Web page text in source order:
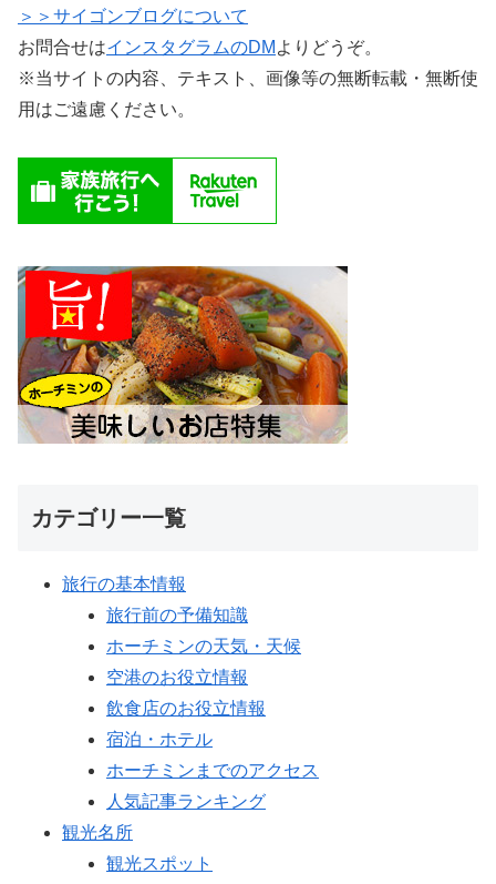
＞＞サイゴンブログについて
お問合せはインスタグラムのDM よりどうぞ。
※当サイトの内容、テキスト、画像等の無断転載・無断使
用はご遠慮ください。
カテゴリー一覧
旅行の基本情報
旅行前の予備知識
ホーチミンの天気・天候
空港のお役立情報
飲食店のお役立情報
宿泊・ホテル
ホーチミンまでのアクセス
人気記事ランキング
観光名所
観光スポット